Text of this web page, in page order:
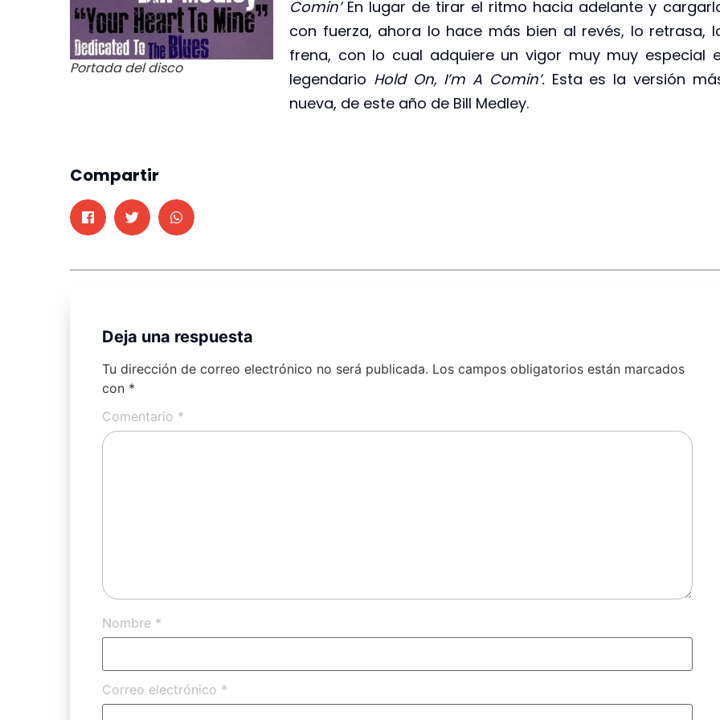
Portada del disco
Comin’ En lugar de tirar el ritmo hacia adelante y
con fuerza, ahora lo hace más bien al revés, lo retrasa,
frena, con lo cual adquiere un vigor muy muy especial
legendario Hold On, I’m A Comin’. Esta es la versión
nueva, de este año de Bill Medley.
Compartir
Deja una respuesta
Tu dirección de correo electrónico no será publicada. Los campos obligatorios están marcados
con *
Comentario *
Nombre *
Correo electrónico *